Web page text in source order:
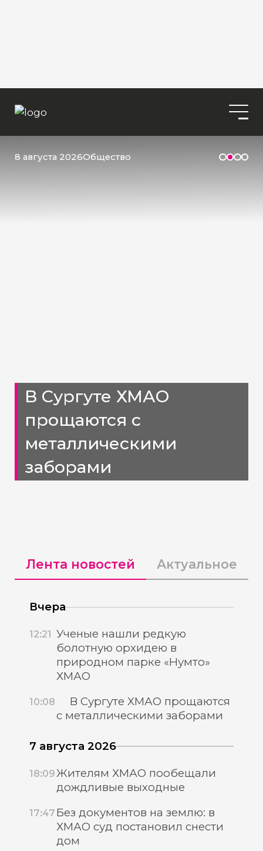
8 августа 2026Общество
В Сургуте ХМАО
прощаются с
металлическими
заборами
Лента новостей Актуальное
Вчера
12:21 Ученые нашли редкую
болотную орхидею в
природном парке «Нумто»
ХМАО
10:08
В Сургуте ХМАО прощаются
с металлическими заборами
7 августа 2026
18:09Жителям ХМАО пообещали
дождливые выходные
17:47 Без документов на землю: в
ХМАО суд постановил снести
дом